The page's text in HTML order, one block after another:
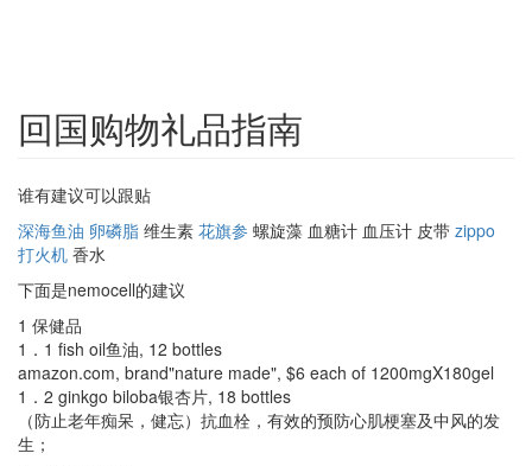
回国购物礼品指南
谁有建议可以跟贴
深海鱼油 卵磷脂 维生素 花旗参 螺旋藻 血糖计 血压计 皮带 zippo
打火机 香水
下面是nemocell的建议
1 保健品
1．1 fish oil鱼油, 12 bottles
amazon.com, brand"nature made", $6 each of 1200mgX180gel
1．2 ginkgo biloba银杏片, 18 bottles
（防止老年痴呆，健忘）抗血栓，有效的预防心肌梗塞及中风的发
生；